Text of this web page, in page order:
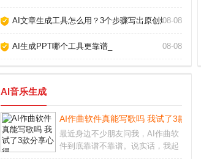
AI文章生成工具怎么用？3个步骤写出原创爆款_
08-08
AI生成PPT哪个工具更靠谱_ 08-08
AI音乐生成
AI作曲软件真能写歌吗 我试了3款分
最近身边不少朋友问我，AI作曲软
件到底靠谱不靠谱。说实话，我起